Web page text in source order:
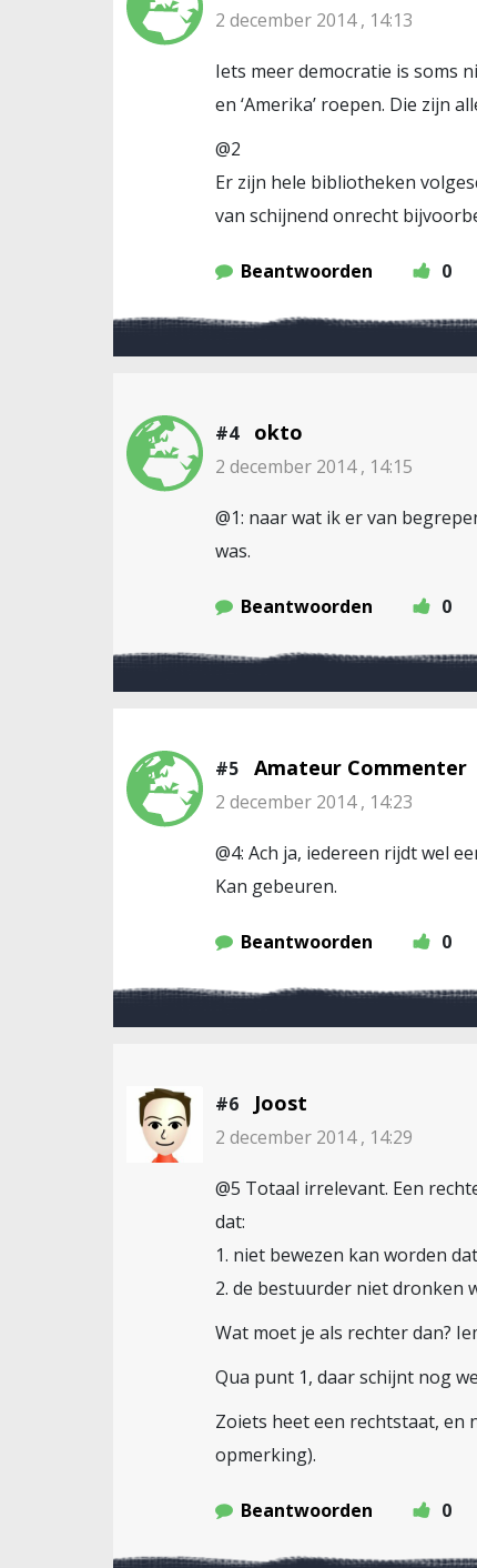
2 december 2014 , 14:13
Iets meer democratie is soms
en ‘Amerika’ roepen. Die zijn
@2
Er zijn hele bibliotheken
van schijnend onrecht
Beantwoorden 0
#4 okto
2 december 2014 , 14:15
@1: naar wat ik er van
was.
Beantwoorden 0
#5 Amateur Commenter
2 december 2014 , 14:23
@4: Ach ja, iedereen rijdt wel
Kan gebeuren.
Beantwoorden 0
#6 Joost
2 december 2014 , 14:29
@5 Totaal irrelevant. Een
dat:
1. niet bewezen kan worden
2. de bestuurder niet dronken
Wat moet je als rechter dan?
Qua punt 1, daar schijnt nog
Zoiets heet een rechtstaat, en
opmerking).
Beantwoorden 0